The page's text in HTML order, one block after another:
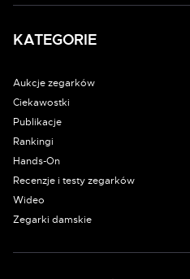
KATEGORIE
Aukcje zegarków
Ciekawostki
Publikacje
Rankingi
Hands-On
Recenzje i testy zegarków
Wideo
Zegarki damskie